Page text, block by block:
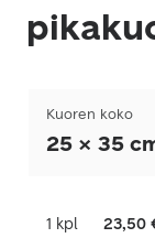
Kuoren koko
25 × 35
1 kpl 23,50